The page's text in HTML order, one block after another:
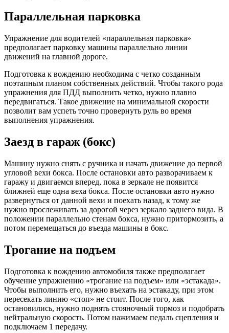
Параллельная парковка
Упражнение для водителей «параллельная парковка»
предполагает парковку машины параллельно линии
движений на главной дороге.
Подготовка к вождению необходима с четко созданным
поэтапным планом собственных действий. Чтобы такого рода
упражнения для ПДД выполнить четко, нужно плавно
передвигаться. Такое движение на минимальной скорости
позволит вам успеть точно провернуть руль во время
выполнения упражнения.
Заезд в гараж (бокс)
Машину нужно снять с ручника и начать движение до первой
угловой вехи бокса. После остановки авто разворачиваем к
гаражу и двигаемся вперед, пока в зеркале не появится
ближней еще одна веха бокса. После остановки авто нужно
развернуться от данной вехи и поехать назад, к тому же
нужно прослеживать за дорогой через зеркало заднего вида. В
положении параллельно стенам бокса, нужно притормозить, а
потом перемещаться до въезда машины в бокс.
Трогание на подъем
Подготовка к вождению автомобиля также предполагает
обучение упражнению «трогание на подъем» или «эстакада».
Чтобы выполнить его, нужно въехать на эстакаду, при этом
пересекать линию «стоп» не стоит. После того, как
остановились, нужно поднять стояночный тормоз и подобрать
нейтральную скорость. Потом нажимаем педаль сцепления и
подключаем 1 передачу.